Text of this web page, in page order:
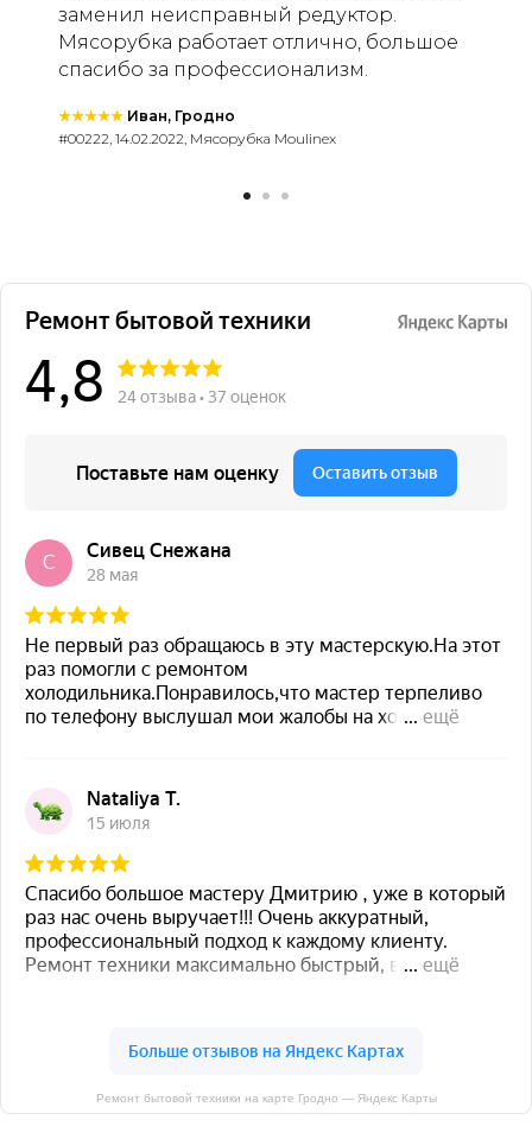
заменил неисправный редуктор.
Мясорубка работает отлично, большое
спасибо за профессионализм.
★★★★★ Иван, Гродно
#00222, 14.02.2022, Мясорубка Moulinex
Ремонт бытовой техники на карте Гродно — Яндекс Карты